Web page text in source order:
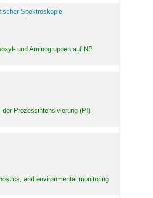
Spektroskopie
und Aminogruppen auf NP
der Prozessintensivierung (PI)
and environmental monitoring